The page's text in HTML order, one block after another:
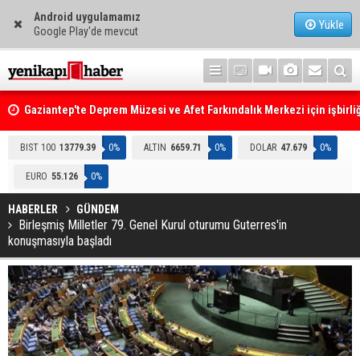
Android uygulamamız
Google Play'de mevcut
Yükle
Gaziantep'te Deprem Müzesi ve Afet Farkındalık Merkezi için
protokolü imzalandı
Resmi Gazete'de Bugün
BIST 100 13779.39 0% ALTIN 6659.71 0% DOLAR 47.679 0%
EURO 55.126 0%
HABERLER GÜNDEM
Birleşmiş Milletler 79. Genel Kurul oturumu Guterres'in
konuşmasıyla başladı